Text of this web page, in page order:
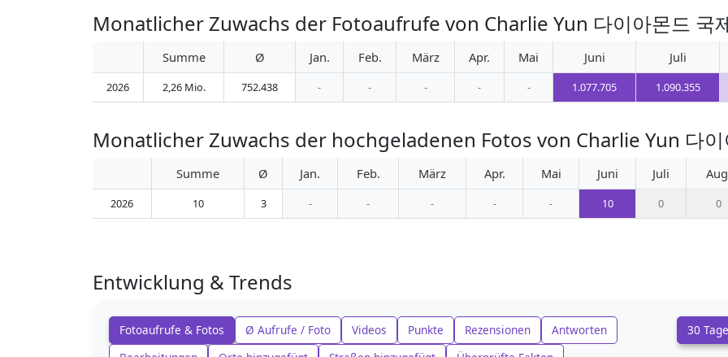
Monatlicher Zuwachs der Fotoaufrufe von Charlie Yun 다이아몬드 국
Summe Ø Jan. Feb. März Apr. Mai Juni Juli
2026 2,26 Mio. 752.438 - - - - - 1.077.705 1.090.355
Monatlicher Zuwachs der hochgeladenen Fotos von Charlie Yun 다이
Summe Ø Jan. Feb. März Apr. Mai Juni Juli
2026 10 3 - - - - - 10 0 0
Entwicklung & Trends
Fotoaufrufe & Fotos Ø Aufrufe / Foto Videos Punkte Rezensionen
Antworten
30